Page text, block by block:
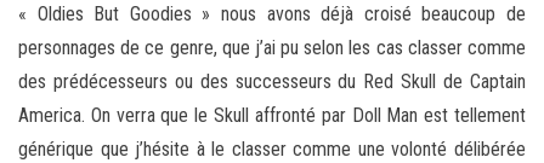
« Oldies But Goodies » nous avons déjà croisé beaucoup de
personnages de ce genre, que j’ai pu selon les cas classer comme
des prédécesseurs ou des successeurs du Red Skull de Captain
America. On verra que le Skull affronté par Doll Man est tellement
générique que j’hésite à le classer comme une volonté délibérée